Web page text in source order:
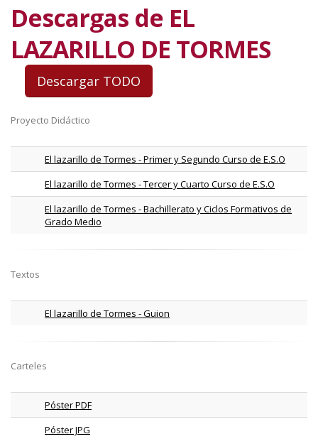
Descargas de EL
LAZARILLO DE TORMES
Proyecto Didáctico
El lazarillo de Tormes - Primer y Segundo Curso de E.S.O
El lazarillo de Tormes - Tercer y Cuarto Curso de E.S.O
El lazarillo de Tormes - Bachillerato y Ciclos Formativos de
Grado Medio
Textos
El lazarillo de Tormes - Guion
Carteles
Póster PDF
Póster JPG